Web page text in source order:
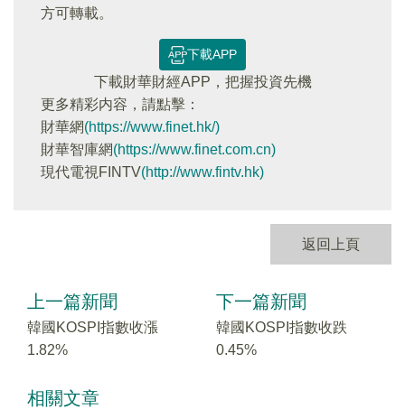
方可轉載。
下載APP
下載財華財經APP，把握投資先機
更多精彩内容，請點擊：
財華網(https://www.finet.hk/)
財華智庫網(https://www.finet.com.cn)
現代電視FINTV(http://www.fintv.hk)
返回上頁
上一篇新聞
韓國KOSPI指數收漲
1.82%
下一篇新聞
韓國KOSPI指數收跌
0.45%
相關文章